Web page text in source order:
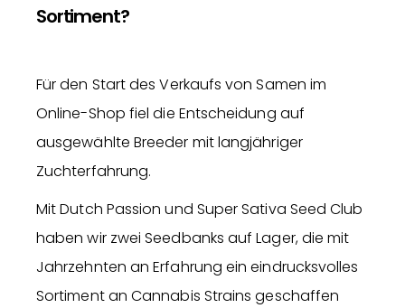
Sortiment?
Für den Start des Verkaufs von Samen im
Online-Shop fiel die Entscheidung auf
ausgewählte Breeder mit langjähriger
Zuchterfahrung.
Mit Dutch Passion und Super Sativa Seed Club
haben wir zwei Seedbanks auf Lager, die mit
Jahrzehnten an Erfahrung ein eindrucksvolles
Sortiment an Cannabis Strains geschaffen